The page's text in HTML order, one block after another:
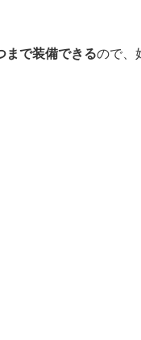
まで装備できるので、